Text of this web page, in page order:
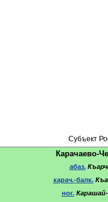
Субъект
Карачаево-
абаз.
карач.-балк.
ног.